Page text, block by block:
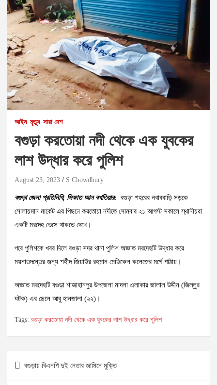
আইন মৃত্যু সারা দেশ
বগুড়া করতোয়া নদী থেকে এক যুবকের
লাশ উদ্ধার করে পুলিশ
August 23, 2023 S Chowdhury
বগুড়া জেলা প্রতিনিধি, সিফাত আল বখতিয়ার: বগুড়া শহরের নবাববাড়ি সড়কে
সোলায়মান মার্কেট এর পিছনে করতোয়া নদীতে সোমবার ২১ আগস্ট সকালে স্থানীয়রা
একটি মরদেহ ভেসে থাকতে দেখে।
পরে পুলিশকে খবর দিলে বগুড়া সদর থানা পুলিশ অজ্ঞাত মরদেহটি উদ্ধার করে
ময়নাতদন্তের জন্য শহীদ জিয়াউর রহমান মেডিকেল কলেজের মর্গে পাঠায়।
অজ্ঞাত মরদেহটি বগুড়া শাজাহানপুর উপজেলা মাদলা এলাকার জালাল উদ্দীন (জিল্লুর
ঘটক) এর ছেলে আবু হানজালা (২২)।
Tags: বগুড়া করতোয়া নদী থেকে এক যুবকের লাশ উদ্ধার করে পুলিশ
navigation
বগুড়ায় বিএনপি দুই নেতার জামিনে মুক্তি